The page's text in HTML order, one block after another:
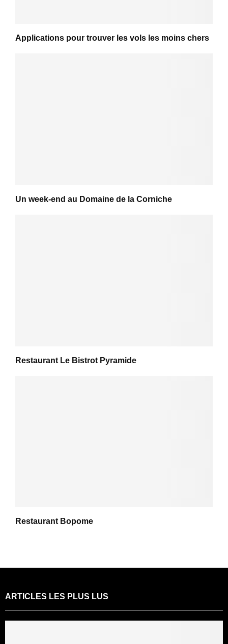
Applications pour trouver les vols les moins chers
Un week-end au Domaine de la Corniche
Restaurant Le Bistrot Pyramide
Restaurant Bopome
ARTICLES LES PLUS LUS